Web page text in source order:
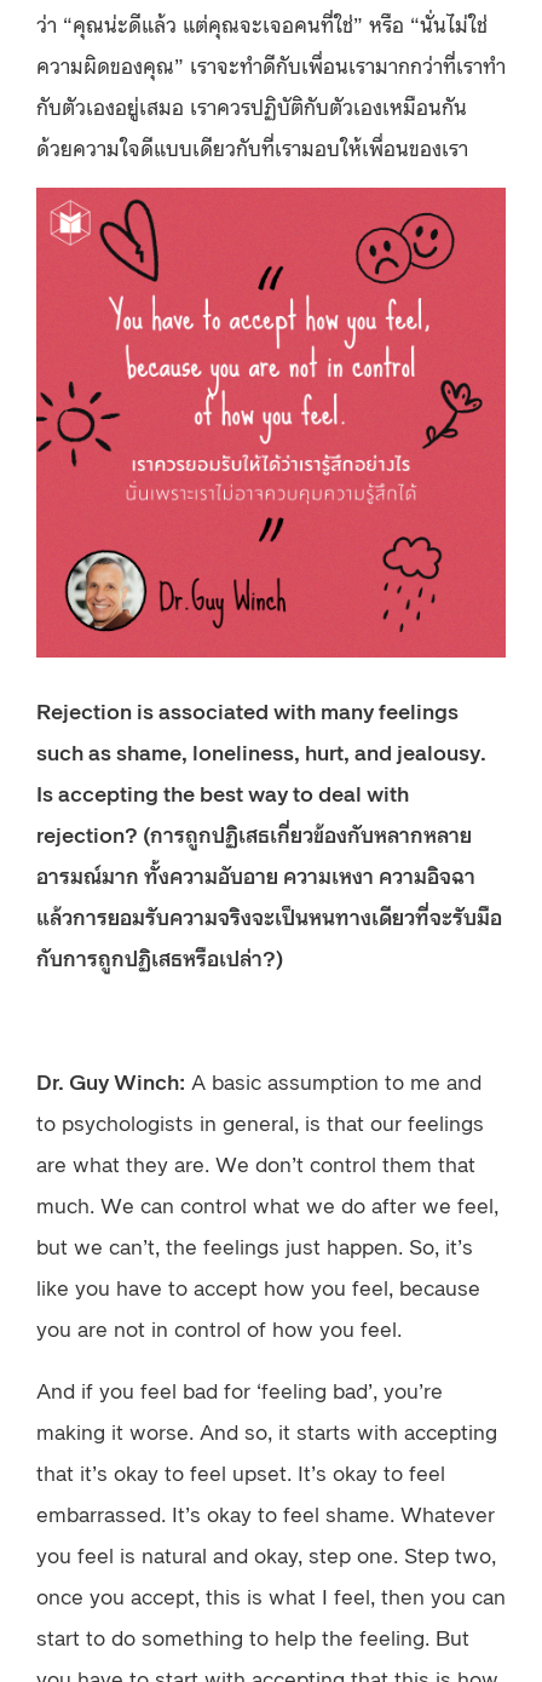
ว่า “คุณน่ะดีแล้ว แต่คุณจะเจอคนที่ใช่” หรือ “นั่นไม่ใช่
ความผิดของคุณ” เราจะทำดีกับเพื่อนเรามากกว่าที่เราทำ
กับตัวเองอยู่เสมอ เราควรปฏิบัติกับตัวเองเหมือนกัน
ด้วยความใจดีแบบเดียวกับที่เรามอบให้เพื่อนของเรา
Rejection is associated with many feelings
such as shame, loneliness, hurt, and jealousy.
Is accepting the best way to deal with
rejection? (การถูกปฏิเสธเกี่ยวข้องกับหลากหลาย
อารมณ์มาก ทั้งความอับอาย ความเหงา ความอิจฉา
แล้วการยอมรับความจริงจะเป็นหนทางเดียวที่จะรับมือ
กับการถูกปฏิเสธหรือเปล่า?)
Dr. Guy Winch: A basic assumption to me and
to psychologists in general, is that our feelings
are what they are. We don’t control them that
much. We can control what we do after we feel,
but we can’t, the feelings just happen. So, it’s
like you have to accept how you feel, because
you are not in control of how you feel.
And if you feel bad for ‘feeling bad’, you’re
making it worse. And so, it starts with accepting
that it’s okay to feel upset. It’s okay to feel
embarrassed. It’s okay to feel shame. Whatever
you feel is natural and okay, step one. Step two,
once you accept, this is what I feel, then you can
start to do something to help the feeling. But